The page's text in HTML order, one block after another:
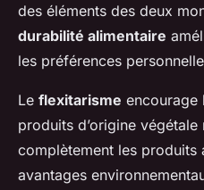
des éléments des deux
durabilité alimentaire
les préférences
Le flexitarisme encourage
produits d’origine végétale
complètement les produits
avantages